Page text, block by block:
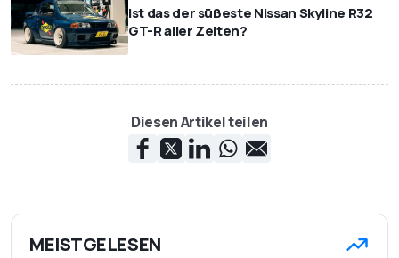
Ist das der süßeste Nissan Skyline R32
GT-R aller Zeiten?
Diesen Artikel teilen
MEISTGELESEN